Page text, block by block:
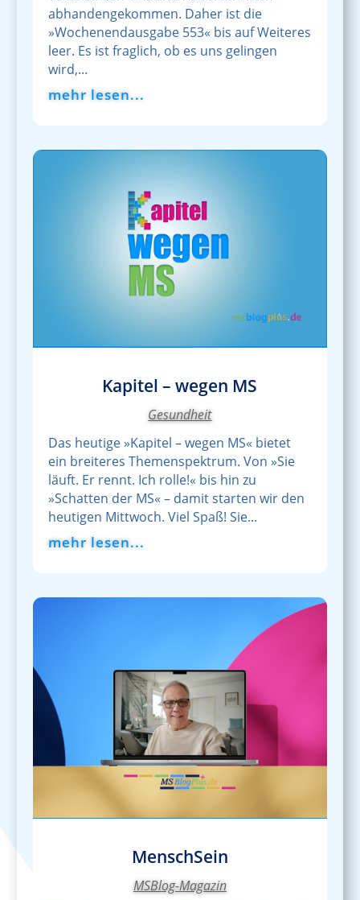
abhandengekommen. Daher ist die
»Wochenendausgabe 553« bis auf Weiteres
leer. Es ist fraglich, ob es uns gelingen
wird,...
mehr lesen...
Kapitel – wegen MS
Gesundheit
Das heutige »Kapitel – wegen MS« bietet
ein breiteres Themenspektrum. Von »Sie
läuft. Er rennt. Ich rolle!« bis hin zu
»Schatten der MS« – damit starten wir den
heutigen Mittwoch. Viel Spaß! Sie...
mehr lesen...
MenschSein
MSBlog-Magazin